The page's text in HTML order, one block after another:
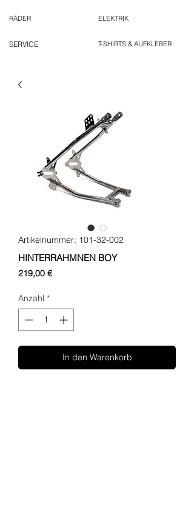
RÄDER
SERVICE
ELEKTRIK
T-SHIRTS & AUFKLEBER
Artikelnummer: 101-32-002
HINTERRAHMNEN BOY
219,00 €Preis
Anzahl *
In den Warenkorb